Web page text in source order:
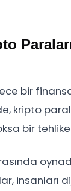
bir
kripto
bir
insanları